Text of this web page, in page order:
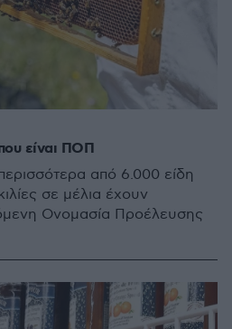
είναι ΠΟΠ
από 6.000 είδη
σε μέλια έχουν
Ονομασία Προέλευσης